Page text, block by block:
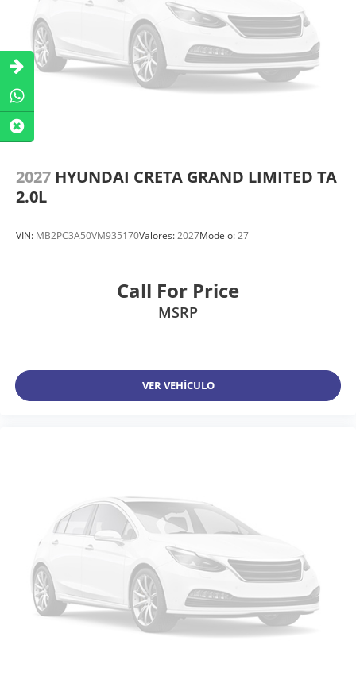
2027 HYUNDAI CRETA GRAND LIMITED TA
2.0L
VIN: MB2PC3A50VM935170Valores:2027Modelo:27
Call For Price
MSRP
VER VEHÍCULO